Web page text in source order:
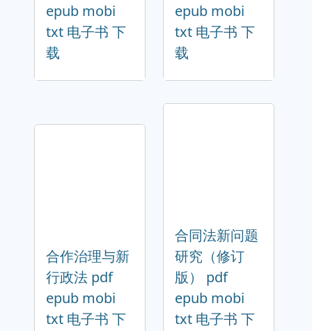
epub mobi
txt 电子书 下
载
epub mobi
txt 电子书 下
载
合作治理与新
行政法 pdf
epub mobi
txt 电子书 下
合同法新问题
研究（修订
版） pdf
epub mobi
txt 电子书 下